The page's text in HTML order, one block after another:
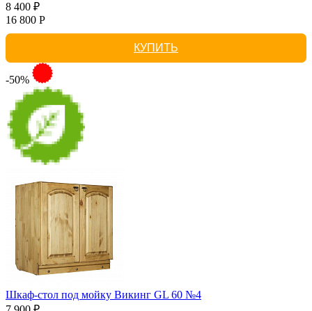
8 400 ₽
16 800 Р
КУПИТЬ
-50%
Шкаф-стол под мойку Викинг GL 60 №4